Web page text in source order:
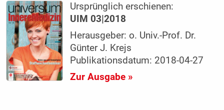
Ursprünglich erschienen:
UIM 03|2018
Herausgeber: o. Univ.-Prof. Dr.
Günter J. Krejs
Publikationsdatum: 2018-04-27
Zur Ausgabe »